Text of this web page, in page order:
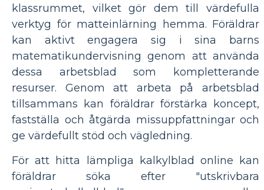
klassrummet, vilket gör dem till värdefulla
verktyg för matteinlärning hemma. Föräldrar
kan aktivt engagera sig i sina barns
matematikundervisning genom att använda
dessa arbetsblad som kompletterande
resurser. Genom att arbeta på arbetsblad
tillsammans kan föräldrar förstärka koncept,
fastställa och åtgärda missuppfattningar och
ge värdefullt stöd och vägledning.
För att hitta lämpliga kalkylblad online kan
föräldrar söka efter "utskrivbara